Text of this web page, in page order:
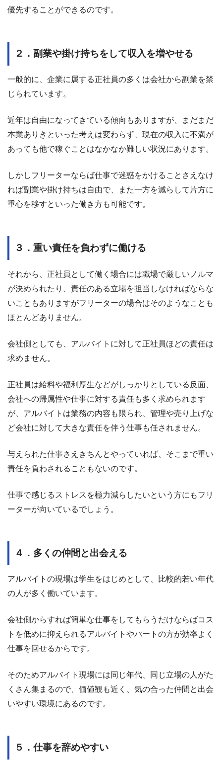
優先することができるのです。
２．副業や掛け持ちをして収入を増やせる
一般的に、企業に属する正社員の多くは会社から副業を禁
じられています。
近年は自由になってきている傾向もありますが、まだまだ
本業ありきといった考えは変わらず、現在の収入に不満が
あっても他で稼ぐことはなかなか難しい状況にあります。
しかしフリーターならば仕事で迷惑をかけることさえなけ
れば副業や掛け持ちは自由で、また一方を減らして片方に
重心を移すといった働き方も可能です。
３．重い責任を負わずに働ける
それから、正社員として働く場合には職場で厳しいノルマ
が決められたり、責任のある立場を担当しなければならな
いこともありますがフリーターの場合はそのようなことも
ほとんどありません。
会社側としても、アルバイトに対して正社員ほどの責任は
求めません。
正社員は給料や福利厚生などがしっかりとしている反面、
会社への帰属性や仕事に対する責任も多く求められます
が、アルバイトは業務の内容も限られ、管理や売り上げな
ど会社に対して大きな責任を伴う仕事も任されません。
与えられた仕事さえきちんとやっていれば、そこまで重い
責任を負わされることもないのです。
仕事で感じるストレスを極力減らしたいという方にもフリ
ーターが向いているでしょう。
４．多くの仲間と出会える
アルバイトの現場は学生をはじめとして、比較的若い年代
の人が多く働いています。
会社側からすれば簡単な仕事をしてもらうだけならばコス
トを低めに抑えられるアルバイトやパートの方が効率よく
仕事を回せるからです。
そのためアルバイト現場には同じ年代、同じ立場の人がた
くさん集まるので、価値観も近く、気の合った仲間と出会
いやすい環境にあるのです。
５．仕事を辞めやすい